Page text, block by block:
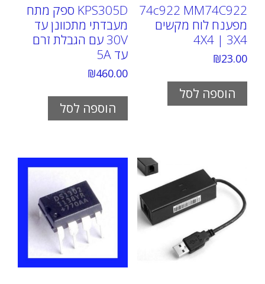
74c922 MM74C922
מפענח לוח מקשים
4X4 | 3X4
₪23.00
הוספה לסל
KPS305D ספק מתח
מעבדתי מתכוונן עד
30V עם הגבלת זרם
עד 5A
₪460.00
הוספה לסל